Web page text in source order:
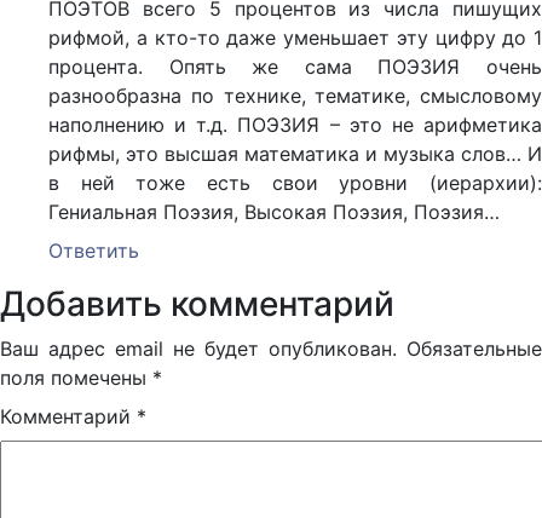
ПОЭТОВ всего 5 процентов из числа пишущих
рифмой, а кто-то даже уменьшает эту цифру до 1
процента. Опять же сама ПОЭЗИЯ очень
разнообразна по технике, тематике, смысловому
наполнению и т.д. ПОЭЗИЯ – это не арифметика
рифмы, это высшая математика и музыка слов… И
в ней тоже есть свои уровни (иерархии):
Гениальная Поэзия, Высокая Поэзия, Поэзия…
Ответить
Добавить комментарий
Ваш адрес email не будет опубликован. Обязательные
поля помечены *
Комментарий *